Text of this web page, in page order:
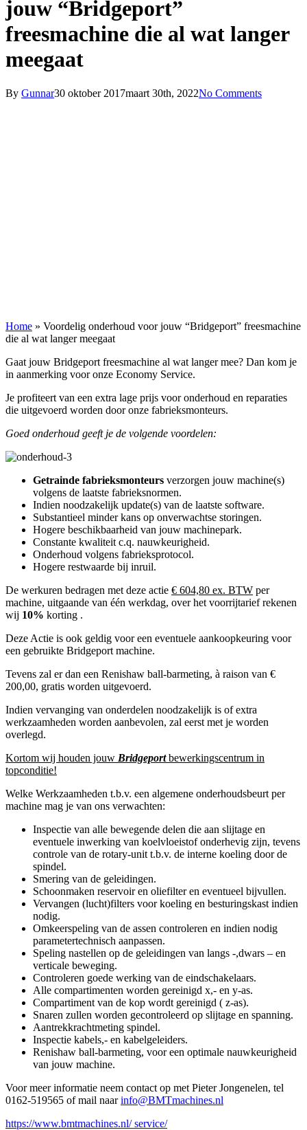
jouw “Bridgeport”
freesmachine die al wat langer
meegaat
By Gunnar30 oktober 2017maart 30th, 2022No Comments
Home » Voordelig onderhoud voor jouw “Bridgeport” freesmachine
die al wat langer meegaat
Gaat jouw Bridgeport freesmachine al wat langer mee? Dan kom je
in aanmerking voor onze Economy Service.
Je profiteert van een extra lage prijs voor onderhoud en reparaties
die uitgevoerd worden door onze fabrieksmonteurs.
Goed onderhoud geeft je de volgende voordelen:
Getrainde fabrieksmonteurs verzorgen jouw machine(s)
volgens de laatste fabrieksnormen.
Indien noodzakelijk update(s) van de laatste software.
Substantieel minder kans op onverwachtse storingen.
Hogere beschikbaarheid van jouw machinepark.
Constante kwaliteit c.q. nauwkeurigheid.
Onderhoud volgens fabrieksprotocol.
Hogere restwaarde bij inruil.
De werkuren bedragen met deze actie € 604,80 ex. BTW per
machine, uitgaande van één werkdag, over het voorrijtarief rekenen
wij 10% korting .
Deze Actie is ook geldig voor een eventuele aankoopkeuring voor
een gebruikte Bridgeport machine.
Tevens zal er dan een Renishaw ball-barmeting, à raison van €
200,00, gratis worden uitgevoerd.
Indien vervanging van onderdelen noodzakelijk is of extra
werkzaamheden worden aanbevolen, zal eerst met je worden
overlegd.
Kortom wij houden jouw Bridgeport bewerkingscentrum in
topconditie!
Welke Werkzaamheden t.b.v. een algemene onderhoudsbeurt per
machine mag je van ons verwachten:
Inspectie van alle bewegende delen die aan slijtage en
eventuele inwerking van koelvloeistof onderhevig zijn, tevens
controle van de rotary-unit t.b.v. de interne koeling door de
spindel.
Smering van de geleidingen.
Schoonmaken reservoir en oliefilter en eventueel bijvullen.
Vervangen (lucht)filters voor koeling en besturingskast indien
nodig.
Omkeerspeling van de assen controleren en indien nodig
parametertechnisch aanpassen.
Speling nastellen op de geleidingen van langs -,dwars – en
verticale beweging.
Controleren goede werking van de eindschakelaars.
Alle compartimenten worden gereinigd x,- en y-as.
Compartiment van de kop wordt gereinigd ( z-as).
Snaren zullen worden gecontroleerd op slijtage en spanning.
Aantrekkrachtmeting spindel.
Inspectie kabels,- en kabelgeleiders.
Renishaw ball-barmeting, voor een optimale nauwkeurigheid
van jouw machine.
Voor meer informatie neem contact op met Pieter Jongenelen, tel
0162-519565 of mail naarinfo@BMTmachines.nl
https://www.bmtmachines.nl/ service/